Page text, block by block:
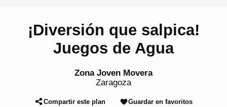
¡Diversión que salpica!
Juegos de Agua
Zona Joven Movera
Zaragoza
Compartir este plan Guardar en favoritos